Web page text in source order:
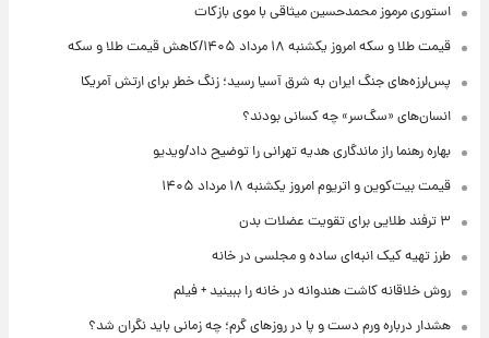
استوری مرموز محمدحسین میثاقی با موی بازکات
قیمت طلا و سکه امروز یکشنبه ۱۸ مرداد ۱۴۰۵/کاهش قیمت طلا و سکه
پس‌لرزه‌های جنگ ایران به شرق آسیا رسید؛ زنگ خطر برای ارتش آمریکا
انسان‌های «سگ‌سر» چه کسانی بودند؟
بهاره رهنما راز ماندگاری هدیه تهرانی را توضیح داد/ویدیو
قیمت بیت‌کوین و اتریوم امروز یکشنبه ۱۸ مرداد ۱۴۰۵
۳ ترفند طلایی برای تقویت عضلات بدن
طرز تهیه کیک انبه‌ای ساده و مجلسی در خانه
روش خلاقانه کاشت هندوانه در خانه را ببینید + فیلم
هشدار درباره ورم دست و پا در روزهای گرم؛ چه زمانی باید نگران شد؟